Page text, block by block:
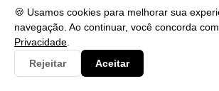
🍪 Usamos cookies para melhorar sua
navegação. Ao continuar, você concorda
Privacidade
Rejeitar
Aceitar